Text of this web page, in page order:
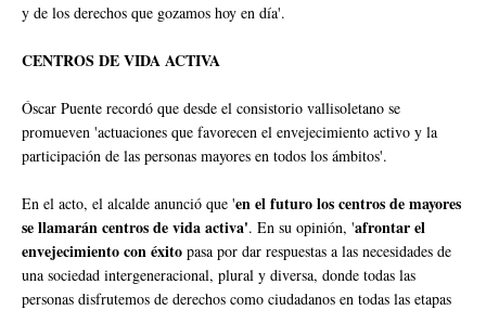
y de los derechos que gozamos hoy en día'.
CENTROS DE VIDA ACTIVA
Óscar Puente recordó que desde el consistorio vallisoletano se
promueven 'actuaciones que favorecen el envejecimiento activo y la
participación de las personas mayores en todos los ámbitos'.
En el acto, el alcalde anunció que 'en el futuro los centros de mayores
se llamarán centros de vida activa'. En su opinión, 'afrontar el
envejecimiento con éxito pasa por dar respuestas a las necesidades de
una sociedad intergeneracional, plural y diversa, donde todas las
personas disfrutemos de derechos como ciudadanos en todas las etapas